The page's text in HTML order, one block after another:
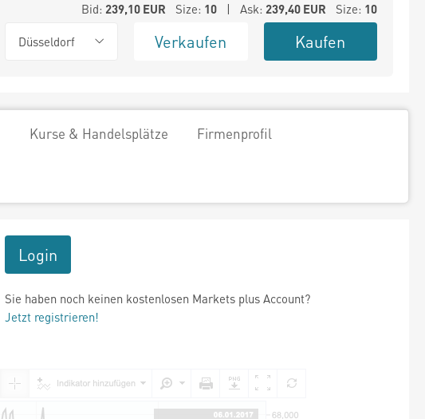
Bid: 239,10EUR Size: 10| Ask: 239,40EUR Size: 10
Düsseldorf Verkaufen Kaufen
Kurse & Handelsplätze Firmenprofil
Login
Sie haben noch keinen kostenlosen Markets plus Account?
Jetzt registrieren!